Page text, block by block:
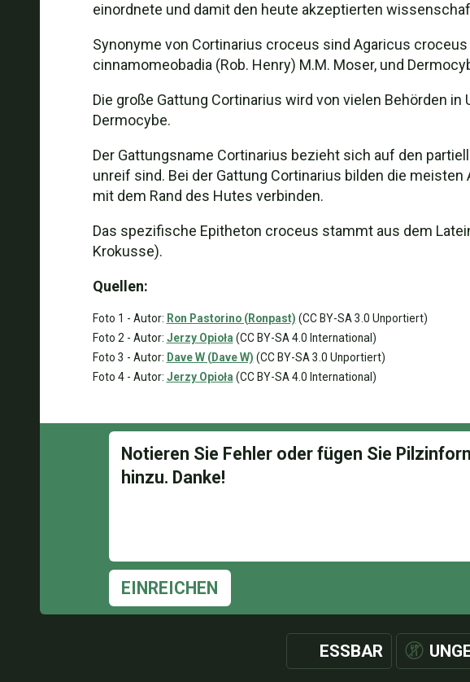
einordnete und damit den heute akzeptierten
Synonyme von Cortinarius croceus sind Agaricus
cinnamomeobadia (Rob. Henry) M.M. Moser, und
Die große Gattung Cortinarius wird von vielen Behörden
Dermocybe.
Der Gattungsname Cortinarius bezieht sich auf den
unreif sind. Bei der Gattung Cortinarius bilden die
mit dem Rand des Hutes verbinden.
Das spezifische Epitheton croceus stammt aus dem
Krokusse).
Quellen:
Foto 1 - Autor: Ron Pastorino (Ronpast) (CC BY-SA 3.0 Unportiert)
Foto 2 - Autor: Jerzy Opioła (CC BY-SA 4.0 International)
Foto 3 - Autor: Dave W (Dave W) (CC BY-SA 3.0 Unportiert)
Foto 4 - Autor: Jerzy Opioła (CC BY-SA 4.0 International)
EINREICHEN
ESSBAR